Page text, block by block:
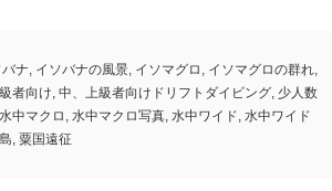
ナ, イソバナの風景, イソマグロ , イソマグロの群れ,
者向け, 中、上級者向けドリフトダイビング, 少人数
水中マクロ , 水中マクロ写真, 水中ワイド, 水中ワイド
, 粟国遠征